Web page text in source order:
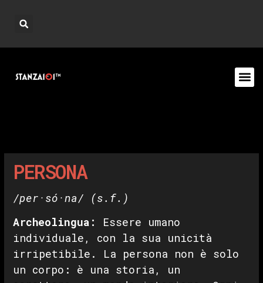
PERSONA
/per·só·na/ (s.f.)
Archeolingua:
Essere umano
individuale, con la sua unicità
irripetibile. La persona non è solo
un corpo: è una storia, un